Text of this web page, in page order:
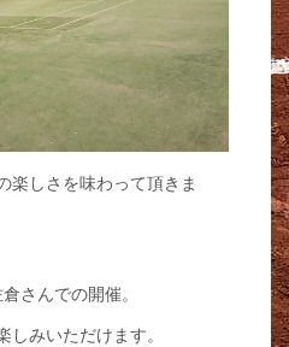
楽しさを味わって頂きま
さんでの開催。
しみいただけます。